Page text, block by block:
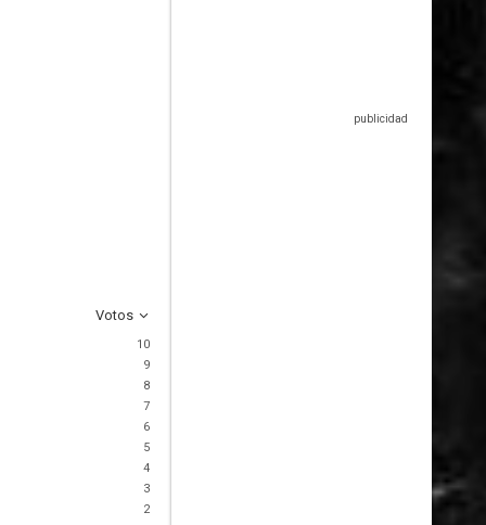
Votos
10
9
8
7
6
5
4
3
2